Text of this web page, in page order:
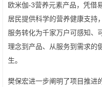
欧米伽-3营养元素产品，凭借
居民提供科学的营养健康支持
服务转化为千家万户可感知、
理念到产品、从服务到需求的
生。
樊保宏进一步阐明了项目推进